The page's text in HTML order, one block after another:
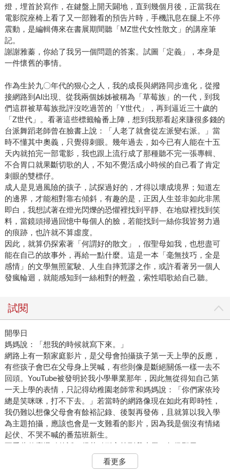
燈，埋首於寫作，在鍵盤上開天闢地，直到幾個月後，正當我在
電影院座椅上看了又一部難看的預告片時，手機訊息在腿上不停
震動，是編輯傳來在書展期間聽「MZ世代女性散文」的講座筆
記。
謝謝雅蓁，你給了我另一個問題的答案。試圖「定義」，本身是
一件懷舊的事情。
作為生於九〇年代的狠心之人，我的成長與網路同步進化，從撥
接網路到AI出現、從我兩個姊姊被稱為「草莓族」的一代，到我
們這群被草莓族批評沒吃過苦的「Y世代」，再到逼近三十歲的
「Z世代」。看著這些標籤輪番上陣，想到我那看起來賺很多錢的
台派舞蹈老師曾在臉書上說：「人老了就會從左派變右派。」當
時不懂其中奧義，只覺得刺眼。幾年過去，如今已有人能在十五
天內就拍完一部電影，我也跟上流行成了那種聽不完一張專輯、
不合胃口就果斷切歌的人，不知不覺活成小時候的自己看了肯定
刺眼的雙標仔。
成人是見過風險的孩子，試探過好的，才得以壞成境界；知道左
的邊界，才能相對靠右傾斜，有趣的是，正因人生並非如此非黑
即白，我想試著在燈光閃爍的恐懼裡找到平靜、在地獄裡找到笑
料，當鏡頭掃過回憶中每個人的臉，若能找到一絲你我皆努力過
的痕跡，也許就不算虛度。
因此，就算仍探索著「何謂好的散文」，假聖母如我，也想盡可
能在自己的故事外，再給一點什麼。這是一本「毫無技巧，全是
感情」的文學無照駕駛、人生自摔荒謬之作，或許看著另一個人
發瘋輪迴，就能感知到一絲相對的輕盈，索性唱歌給自己聽。
試閱
開學日
媽媽說：「想我的時候就寫下來。」
網路上有一類家庭影片，是父母會拍攝孩子第一天上學的反應，
有些孩子會巴在父母身上哭喊，有些則像是斷絕關係一樣一去不
回頭。YouTube被發明於我小學畢業那年，因此無從得知自己第
一天上學的表情，只記得幼稚園老師常和媽媽說：「你們家依玲
總是笑咪咪，打不下去。」若當時的網路像現在如此有即時性，
我仍難以想像父母會有餘裕記錄、後製再發佈，且就算以我入學
為主題拍攝，應該也會是一支難看的影片，因為我是個沒有情緒
起伏、不哭不喊的番茄班新生。
要看些什麼爆點的話，得花點耐心等到我小學二年級那天。
那日，第一節課開始我就無來由地想哭。一路忍耐到第二節下課
打鐘，起身走往班導師的座位，還怕同學覺得奇怪，站定於老師
看更多